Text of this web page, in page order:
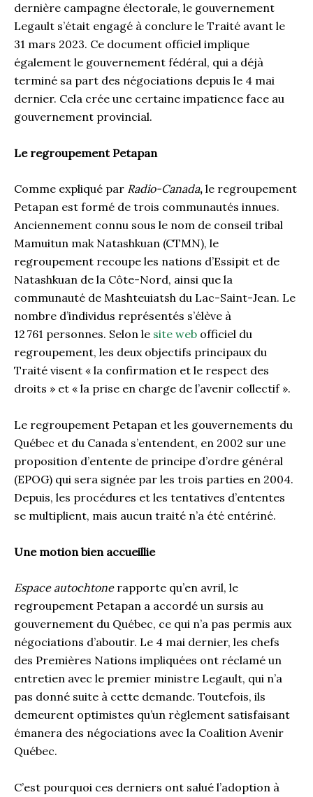
dernière campagne électorale, le gouvernement
Legault s’était engagé à conclure le Traité avant le
31 mars 2023. Ce document officiel implique
également le gouvernement fédéral, qui a déjà
terminé sa part des négociations depuis le 4 mai
dernier. Cela crée une certaine impatience face au
gouvernement provincial.
Le regroupement Petapan
Comme expliqué par Radio-Canada, le regroupement
Petapan est formé de trois communautés innues.
Anciennement connu sous le nom de conseil tribal
Mamuitun mak Natashkuan (CTMN), le
regroupement recoupe les nations d’Essipit et de
Natashkuan de la Côte-Nord, ainsi que la
communauté de Mashteuiatsh du Lac-Saint-Jean. Le
nombre d’individus représentés s’élève à
12 761 personnes. Selon le site web officiel du
regroupement, les deux objectifs principaux du
Traité visent « la confirmation et le respect des
droits » et « la prise en charge de l’avenir collectif ».
Le regroupement Petapan et les gouvernements du
Québec et du Canada s’entendent, en 2002 sur une
proposition d’entente de principe d’ordre général
(EPOG) qui sera signée par les trois parties en 2004.
Depuis, les procédures et les tentatives d’ententes
se multiplient, mais aucun traité n’a été entériné.
Une motion bien accueillie
Espace autochtonerapporte qu’en avril, le
regroupement Petapan a accordé un sursis au
gouvernement du Québec, ce qui n’a pas permis aux
négociations d’aboutir. Le 4 mai dernier, les chefs
des Premières Nations impliquées ont réclamé un
entretien avec le premier ministre Legault, qui n’a
pas donné suite à cette demande. Toutefois, ils
demeurent optimistes qu’un règlement satisfaisant
émanera des négociations avec la Coalition Avenir
Québec.
C’est pourquoi ces derniers ont salué l’adoption à